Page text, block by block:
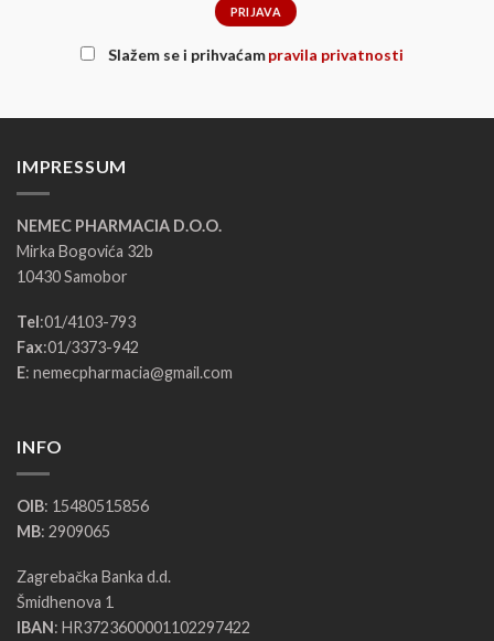
Slažem se i prihvaćampravila privatnosti
IMPRESSUM
NEMEC PHARMACIA D.O.O.
Mirka Bogovića 32b
10430 Samobor
Tel:01/4103-793
Fax:01/3373-942
E: nemecpharmacia@gmail.com
INFO
OIB: 15480515856
MB: 2909065
Zagrebačka Banka d.d.
Šmidhenova 1
IBAN: HR3723600001102297422